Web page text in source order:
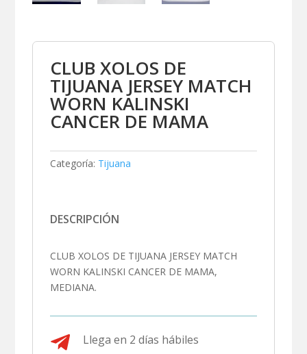
CLUB XOLOS DE
TIJUANA JERSEY MATCH
WORN KALINSKI
CANCER DE MAMA
Categoría: Tijuana
DESCRIPCIÓN
CLUB XOLOS DE TIJUANA JERSEY MATCH
WORN KALINSKI CANCER DE MAMA,
MEDIANA.
 Llega en 2 días hábiles